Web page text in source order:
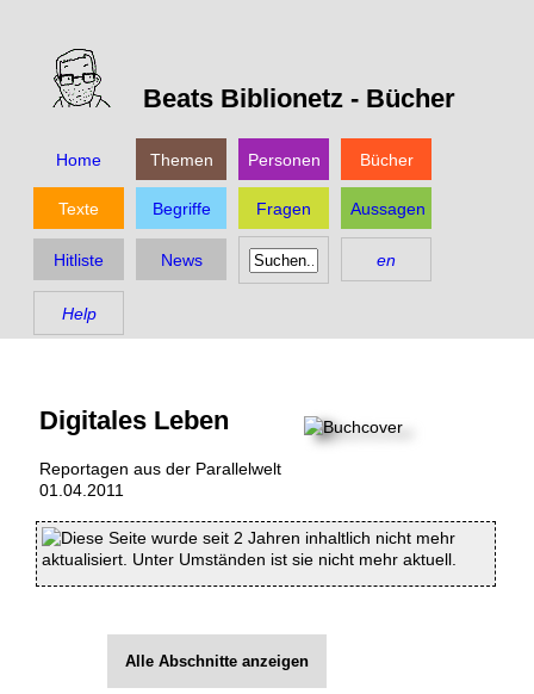
Beats Biblionetz - Bücher
Home Themen Personen Bücher
Texte Begriffe Fragen Aussagen
Hitliste News en
Help
Digitales Leben
Reportagen aus der Parallelwelt
01.04.2011
Diese Seite wurde seit 2 Jahren inhaltlich nicht mehr
aktualisiert. Unter Umständen ist sie nicht mehr aktuell.
Alle Abschnitte anzeigen